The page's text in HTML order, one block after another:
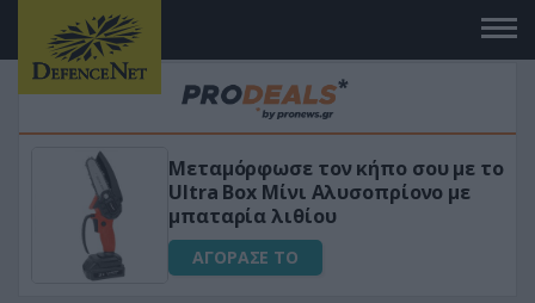
«Μαγική» φόρμουλα τριβόλι +
για αύξηση της λίμπιντο
ΑΓΟΡΑΣΕ ΤΟ